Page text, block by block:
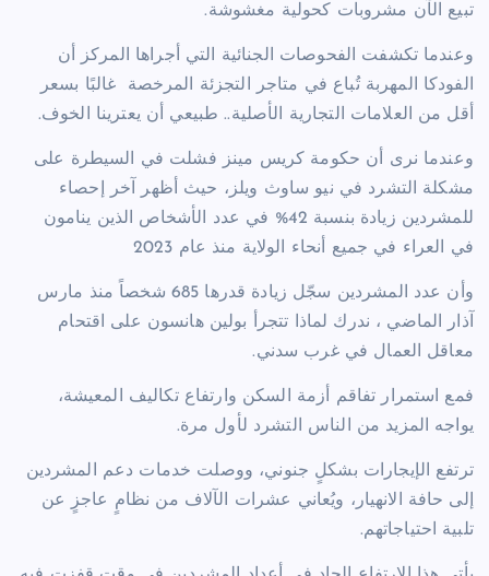
تبيع الآن مشروبات كحولية مغشوشة.
وعندما تكشفت الفحوصات الجنائية التي أجراها المركز أن
الفودكا المهربة تُباع في متاجر التجزئة المرخصة غالبًا بسعر
أقل من العلامات التجارية الأصلية.. طبيعي أن يعترينا الخوف.
وعندما نرى أن حكومة كريس مينز فشلت في السيطرة على
مشكلة التشرد في نيو ساوث ويلز، حيث أظهر آخر إحصاء
للمشردين زيادة بنسبة 42% في عدد الأشخاص الذين ينامون
في العراء في جميع أنحاء الولاية منذ عام 2023
وأن عدد المشردين سجّل زيادة قدرها 685 شخصاً منذ مارس
آذار الماضي ، ندرك لماذا تتجرأ بولين هانسون على اقتحام
معاقل العمال في غرب سدني.
فمع استمرار تفاقم أزمة السكن وارتفاع تكاليف المعيشة،
يواجه المزيد من الناس التشرد لأول مرة.
ترتفع الإيجارات بشكلٍ جنوني، ووصلت خدمات دعم المشردين
إلى حافة الانهيار، ويُعاني عشرات الآلاف من نظامٍ عاجزٍ عن
تلبية احتياجاتهم.